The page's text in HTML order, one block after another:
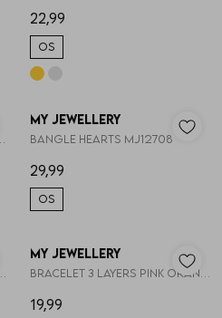
22,99
OS
1 /2
My Jewellery
Bangle hearts MJ12708
29,99
OS
1 /1
My Jewellery
19,99